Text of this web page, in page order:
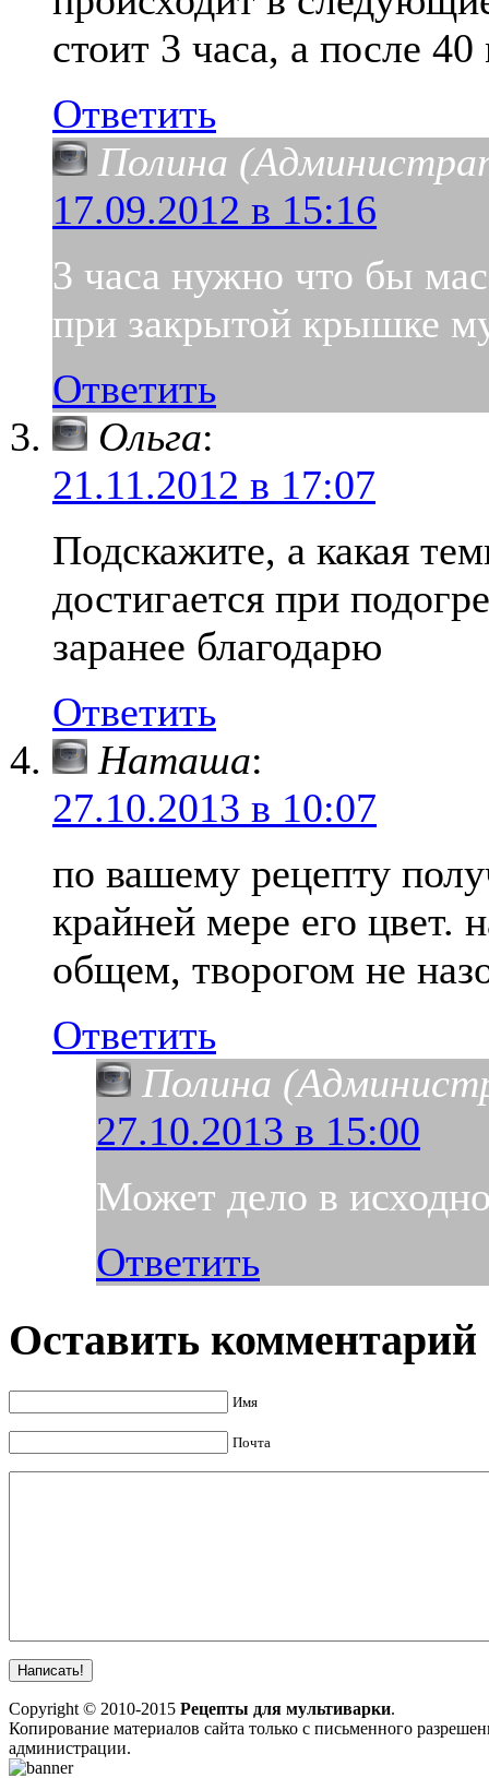
стоит 3 часа, а после
Ответить
Полина
17.09.2012 в 15:16
3 часа нужно что бы
при закрытой крышке
Ответить
Ольга:
21.11.2012 в 17:07
Подскажите, а какая
достигается при
заранее благодарю
Ответить
Наташа:
27.10.2013 в 10:07
по вашему рецепту
крайней мере его цвет.
общем, творогом не
Ответить
Полина
27.10.2013 в 15:00
Может дело в
Ответить
Оставить комментарий
Имя
Почта
Copyright © 2010-2015 Рецепты для мультиварки.
Копирование материалов сайта только с письменного
администрации.